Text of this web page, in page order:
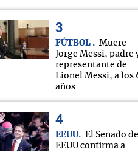
FÚTBOL
Muere
Jorge Messi, padre
representante de
Lionel Messi, a los
años
EEUU
El Senado de
EEUU confirma a